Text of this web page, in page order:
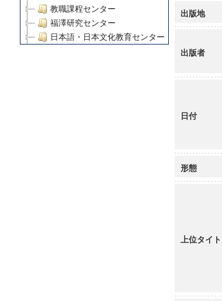
教職課程センター
福澤研究センター
日本語・日本文化教育センター
デジタルメディア・コンテンツ統合研究センタ
慶應義塾大学グローバルCOEプログラム論理
出版地
出版者
日付
形態
上位タイ